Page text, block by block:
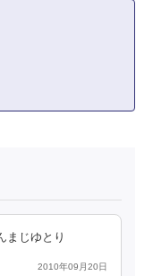
まじゆとり
2010年09月20日